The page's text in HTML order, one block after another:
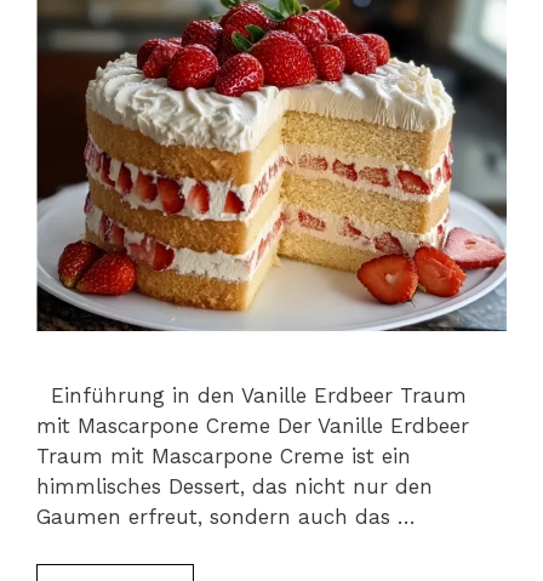
Einführung in den Vanille Erdbeer Traum
mit Mascarpone Creme Der Vanille Erdbeer
Traum mit Mascarpone Creme ist ein
himmlisches Dessert, das nicht nur den
Gaumen erfreut, sondern auch das …